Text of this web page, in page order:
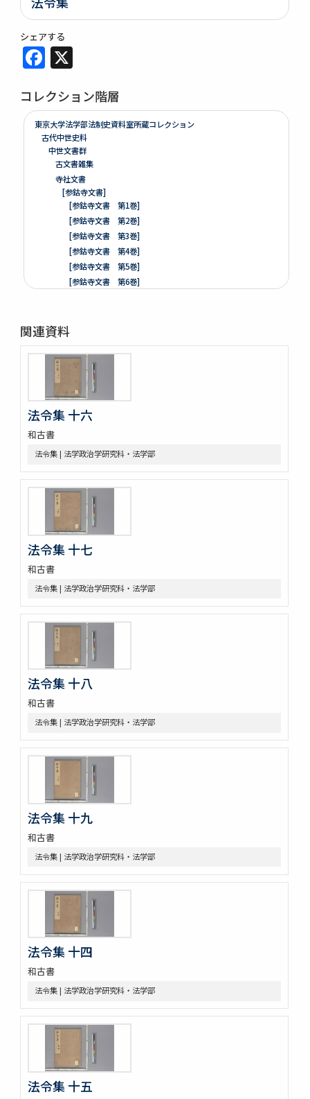
シェアする
Facebook
コレクション階層
東京大学法学部法制史資料室所蔵コレクション
古代中世史料
中世文書群
古文書雑集
寺社文書
[参鈷寺文書]
[参鈷寺文書 第1巻]
[参鈷寺文書 第2巻]
[参鈷寺文書 第3巻]
[参鈷寺文書 第4巻]
[参鈷寺文書 第5巻]
[参鈷寺文書 第6巻]
[城東寺文書]
綸旨五通[城東寺文書 第1巻]
[城東寺文書 第2巻]
高野山寶光院文書
売券類
[中世沽券状など貼り交ぜ]
[樺山家文書]
[樺山家文書 第2巻]
[樺山家文書 第3巻]
[樺山家文書 第4巻]
九条公爵家旧蔵古典籍
令義解
元長卿記
令集解[甲:2:1147]
康富記
古代中世法制史料
中世法制史料
御成敗式目関係古写本群
御成敗式目 [極書あり]
令義解・令集解写本・刊本群
令集解[甲:2:100]
令集解[甲:2:101]
令集解[甲:2:342]
令集解[甲:2:670]
令集解[甲:2:671]
令集解[甲:2:1147]
令集解[甲:2:2043]
令集解[甲:2:2364]
令義解
近世史料
遠山家記録残闕
豊田友直日記
三井家伝遺書
昌平紀事
宮崎益次郎日記
御代官手かがみ
御勝手方御定書并伺之上被仰渡候書付
奥坊主組頭記録
佐野堀田家関係史料
堀田家記録
堀田家記録 公私緊要
関連資料
法令集 十六
和古書
法令集 | 法学政治学研究科・法学部
法令集 十七
和古書
法令集 | 法学政治学研究科・法学部
法令集 十八
和古書
法令集 | 法学政治学研究科・法学部
法令集 十九
和古書
法令集 | 法学政治学研究科・法学部
法令集 十四
和古書
法令集 | 法学政治学研究科・法学部
法令集 十五